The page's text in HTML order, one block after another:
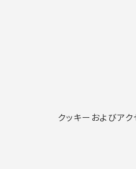
クッキーおよびア